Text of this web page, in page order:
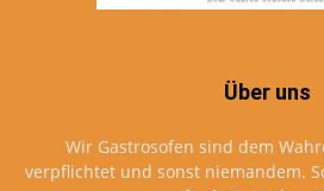
Über uns
Wir Gastrosofen sind dem
verpflichtet und sonst niemandem.